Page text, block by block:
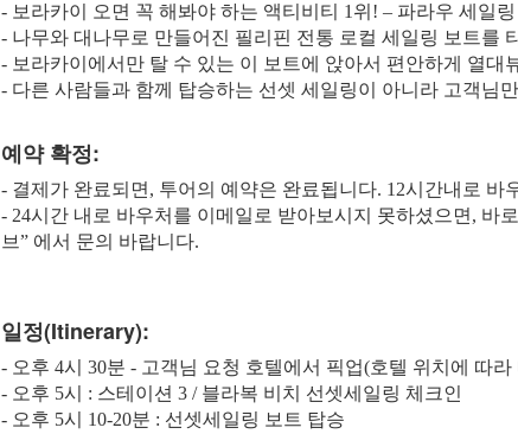
- 보라카이 오면 꼭 해봐야 하는 액티비티 1위! – 파라우 세일
- 나무와 대나무로 만들어진 필리핀 전통 로컬 세일링 보트를
- 보라카이에서만 탈 수 있는 이 보트에 앉아서 편안하게 열대
- 다른 사람들과 함께 탑승하는 선셋 세일링이 아니라 고객님
예약 확정:
- 결제가 완료되면, 투어의 예약은 완료됩니다. 12시간내로 바
- 24시간 내로 바우처를 이메일로 받아보시지 못하셨으면, 바
브” 에서 문의 바랍니다.
일정(Itinerary):
- 오후 4시 30분 - 고객님 요청 호텔에서 픽업(호텔 위치에 따
- 오후 5시 : 스테이션 3 / 블라복 비치 선셋세일링 체크인
- 오후 5시 10-20분 : 선셋세일링 보트 탑승